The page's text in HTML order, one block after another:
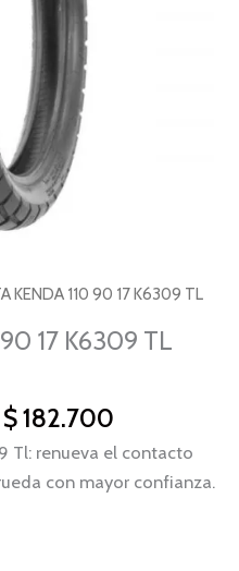
KENDA 110 90 17 K6309 TL
17 K6309 TL
$182.700
Tl: renueva el contacto
con mayor confianza.